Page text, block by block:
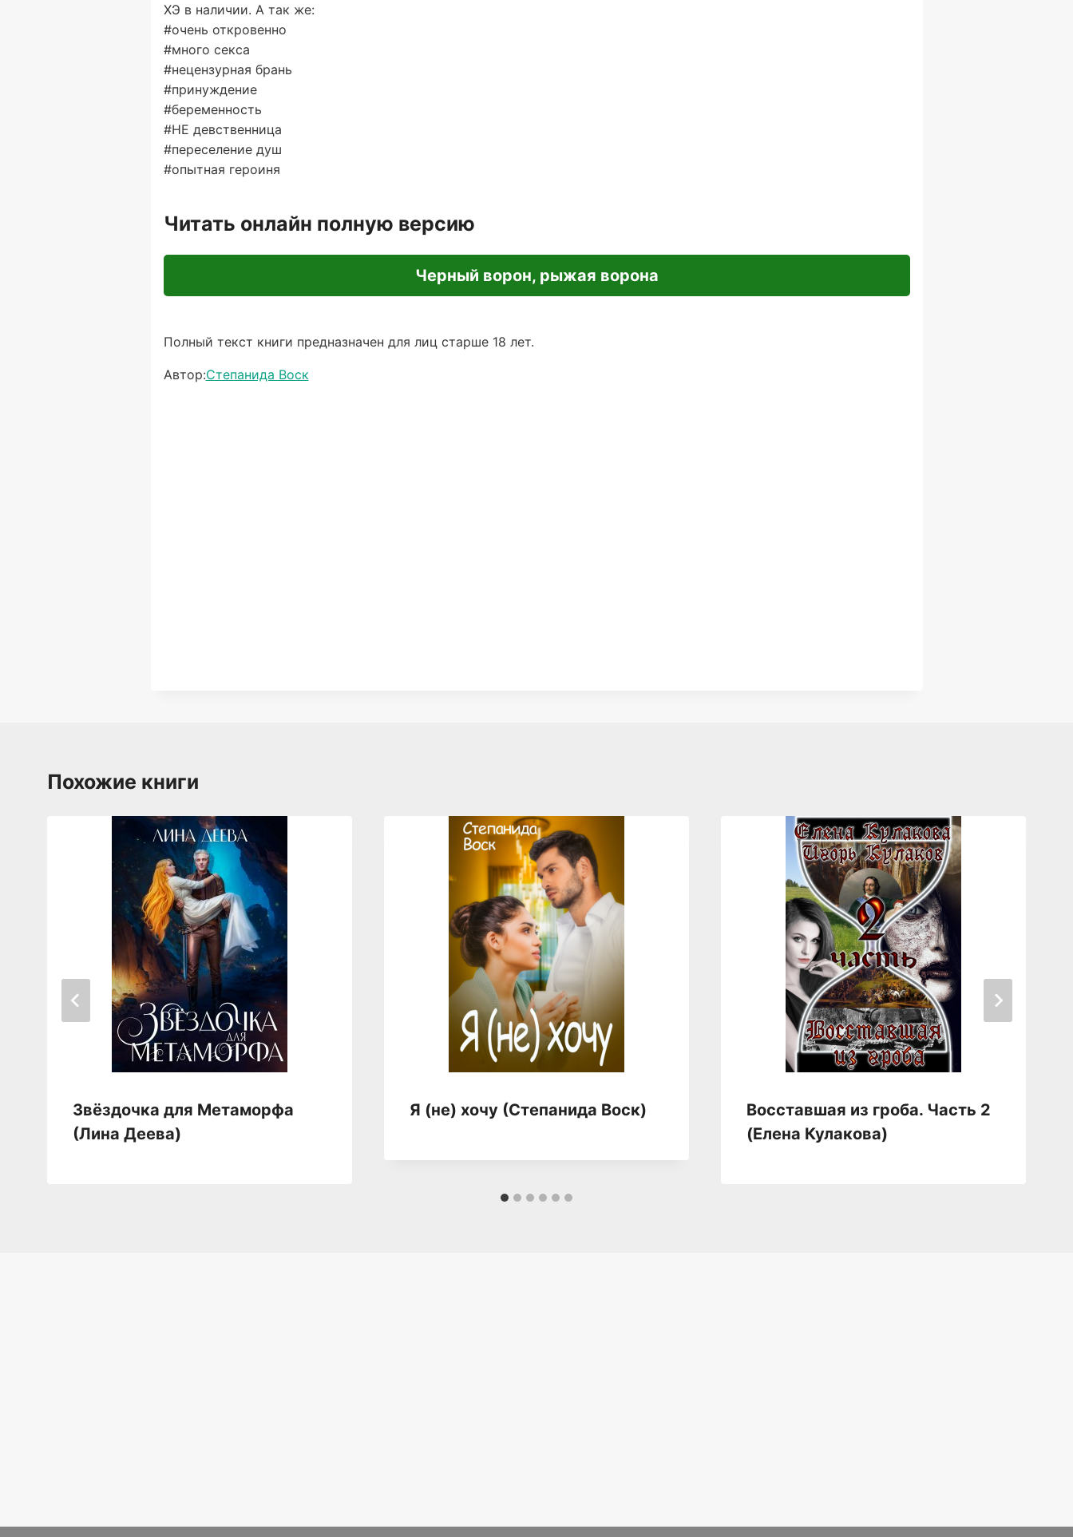
ХЭ в наличии. А так же:
#очень откровенно
#много секса
#нецензурная брань
#принуждение
#беременность
#НЕ девственница
#переселение душ
#опытная героиня
Читать онлайн полную версию
Черный ворон, рыжая ворона
Полный текст книги предназначен для лиц старше 18 лет.
Автор:Степанида Воск
Похожие книги
Звёздочка для Метаморфа
(Лина Деева)
Я (не) хочу (Степанида Воск)
Восставшая из гроба. Часть 2
(Елена Кулакова)